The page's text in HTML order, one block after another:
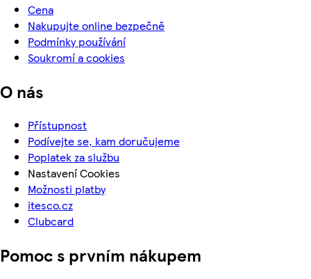
Cena
Nakupujte online bezpečně
Podmínky používání
Soukromí a cookies
O nás
Přístupnost
Podívejte se, kam doručujeme
Poplatek za službu
Nastavení Cookies
Možnosti platby
itesco.cz
Clubcard
Pomoc s prvním nákupem